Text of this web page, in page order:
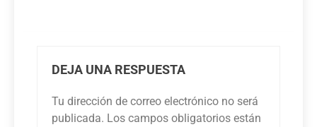
DEJA UNA RESPUESTA
Tu dirección de correo electrónico no será
publicada. Los campos obligatorios están